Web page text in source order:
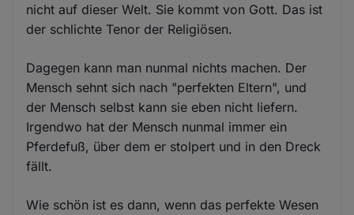
nicht auf dieser Welt. Sie kommt von Gott. Das ist
der schlichte Tenor der Religiösen.
Dagegen kann man nunmal nichts machen. Der
Mensch sehnt sich nach "perfekten Eltern", und
der Mensch selbst kann sie eben nicht liefern.
Irgendwo hat der Mensch nunmal immer ein
Pferdefuß, über dem er stolpert und in den Dreck
fällt.
Wie schön ist es dann, wenn das perfekte Wesen